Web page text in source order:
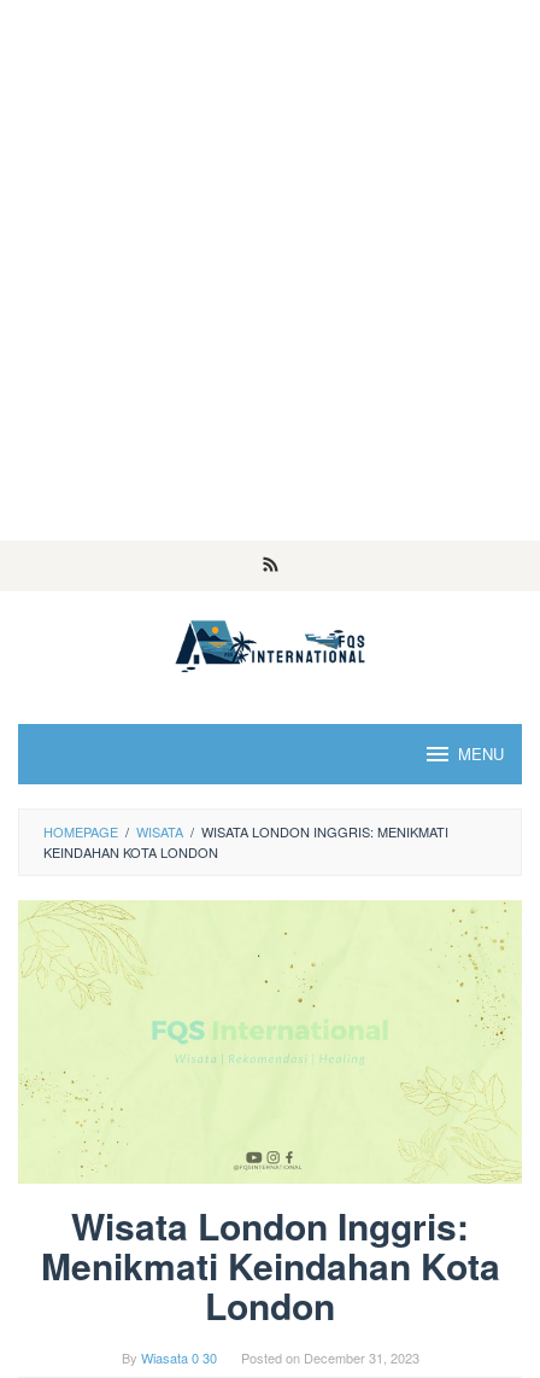
MENU
HOMEPAGE / WISATA / WISATA LONDON INGGRIS: MENIKMATI
KEINDAHAN KOTA LONDON
Wisata London Inggris:
Menikmati Keindahan Kota
London
By Wiasata 0 30 Posted on December 31, 2023